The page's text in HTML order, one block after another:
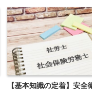
【基本知識の定着】安全